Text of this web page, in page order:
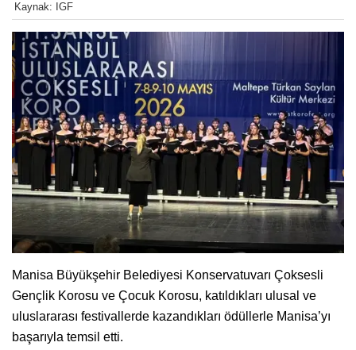
Kaynak: IGF
Manisa Büyükşehir Belediyesi Konservatuvarı Çoksesli
Gençlik Korosu ve Çocuk Korosu, katıldıkları ulusal ve
uluslararası festivallerde kazandıkları ödüllerle Manisa’yı
başarıyla temsil etti.